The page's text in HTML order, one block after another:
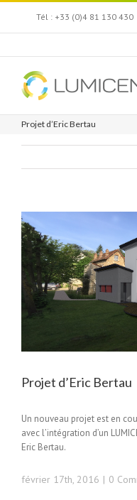
Tél : +33 (0)4 81 130 430
Projet d’Eric Bertau
Projet d’Eric Bertau
Un nouveau projet est en
avec l’intégration d’un
Eric Bertau.
février 17th, 2016 | 0